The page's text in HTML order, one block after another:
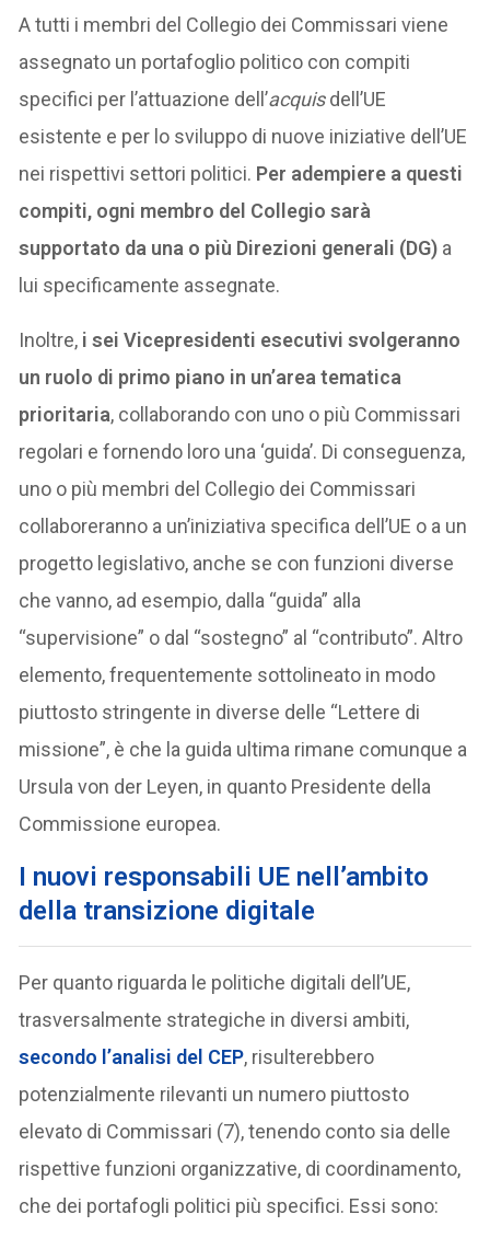
A tutti i membri del Collegio dei Commissari viene
assegnato un portafoglio politico con compiti
specifici per l’attuazione dell’acquisdell’UE
esistente e per lo sviluppo di nuove iniziative dell’UE
nei rispettivi settori politici. Per adempiere a questi
compiti, ogni membro del Collegio sarà
supportato da una o più Direzioni generali (DG) a
lui specificamente assegnate.
Inoltre, i sei Vicepresidenti esecutivi svolgeranno
un ruolo di primo piano in un’area tematica
prioritaria, collaborando con uno o più Commissari
regolari e fornendo loro una ‘guida’. Di conseguenza,
uno o più membri del Collegio dei Commissari
collaboreranno a un’iniziativa specifica dell’UE o a un
progetto legislativo, anche se con funzioni diverse
che vanno, ad esempio, dalla “guida” alla
“supervisione” o dal “sostegno” al “contributo”. Altro
elemento, frequentemente sottolineato in modo
piuttosto stringente in diverse delle “Lettere di
missione”, è che la guida ultima rimane comunque a
Ursula von der Leyen, in quanto Presidente della
Commissione europea.
I nuovi responsabili UE nell’ambito
della transizione digitale
Per quanto riguarda le politiche digitali dell’UE,
trasversalmente strategiche in diversi ambiti,
secondo l’analisi del CEP, risulterebbero
potenzialmente rilevanti un numero piuttosto
elevato di Commissari (7), tenendo conto sia delle
rispettive funzioni organizzative, di coordinamento,
che dei portafogli politici più specifici. Essi sono: